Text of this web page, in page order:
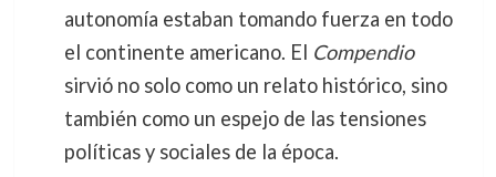
autonomía estaban tomando fuerza en todo
el continente americano. El Compendio
sirvió no solo como un relato histórico, sino
también como un espejo de las tensiones
políticas y sociales de la época.